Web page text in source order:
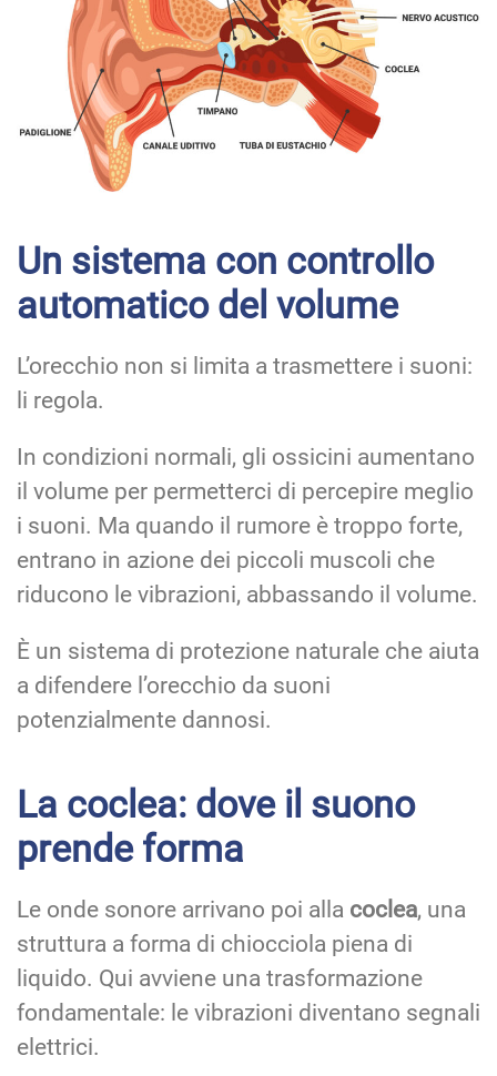
Un sistema con controllo
automatico del volume
L’orecchio non si limita a trasmettere i suoni:
li regola.
In condizioni normali, gli ossicini aumentano
il volume per permetterci di percepire meglio
i suoni. Ma quando il rumore è troppo forte,
entrano in azione dei piccoli muscoli che
riducono le vibrazioni, abbassando il volume.
È un sistema di protezione naturale che aiuta
a difendere l’orecchio da suoni
potenzialmente dannosi.
La coclea: dove il suono
prende forma
Le onde sonore arrivano poi alla coclea, una
struttura a forma di chiocciola piena di
liquido. Qui avviene una trasformazione
fondamentale: le vibrazioni diventano segnali
elettrici.